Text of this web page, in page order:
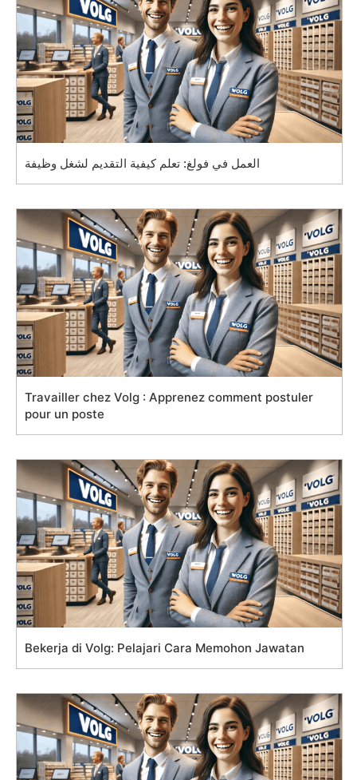
العمل في فولغ: تعلم كيفية التقديم لشغل وظيفة
Travailler chez Volg : Apprenez comment postuler
pour un poste
Bekerja di Volg: Pelajari Cara Memohon Jawatan